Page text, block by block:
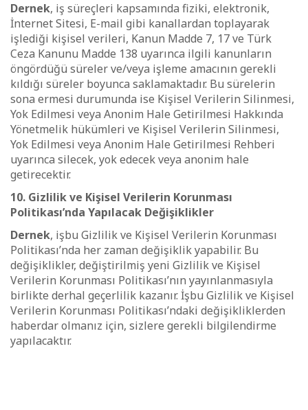
Dernek, iş süreçleri kapsamında fiziki, elektronik,
İnternet Sitesi, E-mail gibi kanallardan toplayarak
işlediği kişisel verileri, Kanun Madde 7, 17 ve Türk
Ceza Kanunu Madde 138 uyarınca ilgili kanunların
öngördüğü süreler ve/veya işleme amacının gerekli
kıldığı süreler boyunca saklamaktadır. Bu sürelerin
sona ermesi durumunda ise Kişisel Verilerin Silinmesi,
Yok Edilmesi veya Anonim Hale Getirilmesi Hakkında
Yönetmelik hükümleri ve Kişisel Verilerin Silinmesi,
Yok Edilmesi veya Anonim Hale Getirilmesi Rehberi
uyarınca silecek, yok edecek veya anonim hale
getirecektir.
10. Gizlilik ve Kişisel Verilerin Korunması
Politikası’nda Yapılacak Değişiklikler
Dernek, işbu Gizlilik ve Kişisel Verilerin Korunması
Politikası’nda her zaman değişiklik yapabilir. Bu
değişiklikler, değiştirilmiş yeni Gizlilik ve Kişisel
Verilerin Korunması Politikası’nın yayınlanmasıyla
birlikte derhal geçerlilik kazanır. İşbu Gizlilik ve Kişisel
Verilerin Korunması Politikası’ndaki değişikliklerden
haberdar olmanız için, sizlere gerekli bilgilendirme
yapılacaktır.